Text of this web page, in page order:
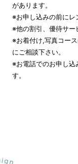
があります。
※お申し込みの前にレ
※他の割引、優待サー
※お着付け,写真コー
にご相談下さい。
※お電話でのお申し込
す。